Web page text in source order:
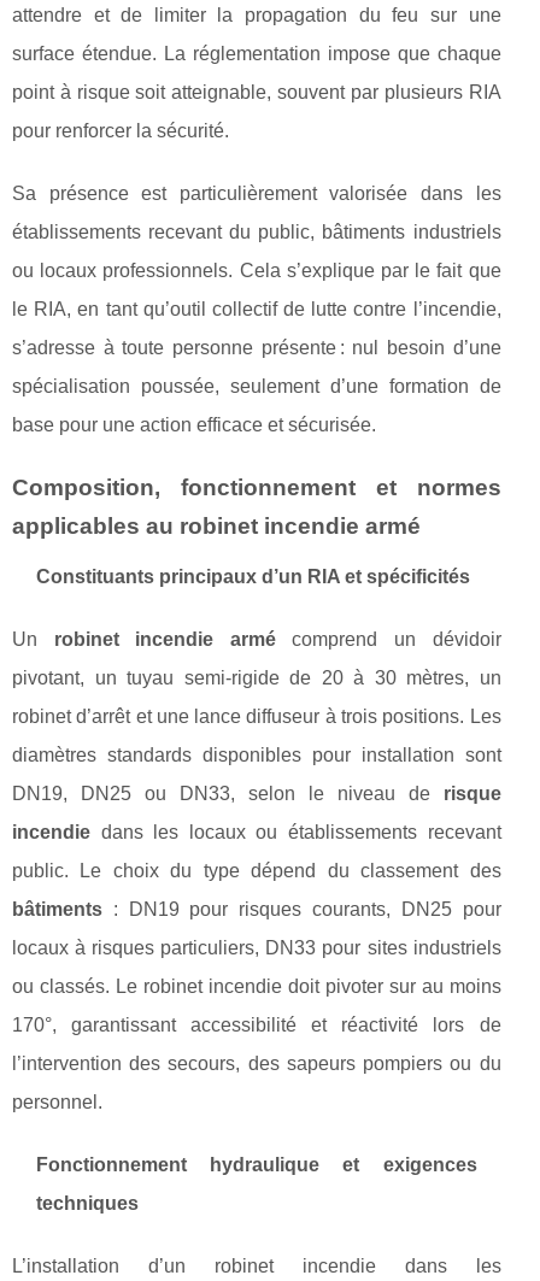
attendre et de limiter la propagation du feu sur une
surface étendue. La réglementation impose que chaque
point à risque soit atteignable, souvent par plusieurs RIA
pour renforcer la sécurité.
Sa présence est particulièrement valorisée dans les
établissements recevant du public, bâtiments industriels
ou locaux professionnels. Cela s’explique par le fait que
le RIA, en tant qu’outil collectif de lutte contre l’incendie,
s’adresse à toute personne présente : nul besoin d’une
spécialisation poussée, seulement d’une formation de
base pour une action efficace et sécurisée.
Composition, fonctionnement et normes
applicables au robinet incendie armé
Constituants principaux d’un RIA et spécificités
Un robinet incendie armécomprend un dévidoir
pivotant, un tuyau semi-rigide de 20 à 30 mètres, un
robinet d’arrêt et une lance diffuseur à trois positions. Les
diamètres standards disponibles pour installation sont
DN19, DN25 ou DN33, selon le niveau de risque
incendie dans les locaux ou établissements recevant
public. Le choix du type dépend du classement des
bâtiments : DN19 pour risques courants, DN25 pour
locaux à risques particuliers, DN33 pour sites industriels
ou classés. Le robinet incendie doit pivoter sur au moins
170°, garantissant accessibilité et réactivité lors de
l’intervention des secours, des sapeurs pompiers ou du
personnel.
Fonctionnement hydraulique et exigences
techniques
L’installation d’un robinet incendie dans les